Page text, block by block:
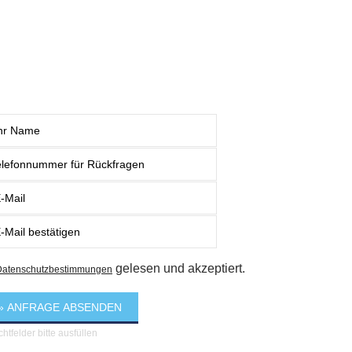
gelesen und akzeptiert.
bitte ausfüllen